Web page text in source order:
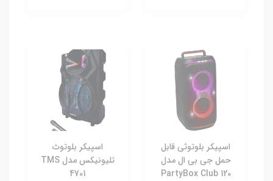
اسپیکر بلوتوثی قابل
حمل جی بی ال مدل
PartyBox Club 120
اسپیکر بلوتوث
تلیونیکس مدل TMS
4701